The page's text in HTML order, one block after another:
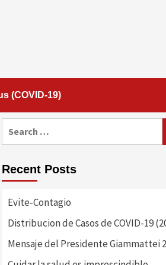
(COVID-19)
Recent Posts
Evite-Contagio
Distribucion de Casos de COVID-19
Mensaje del Presidente Giammattei